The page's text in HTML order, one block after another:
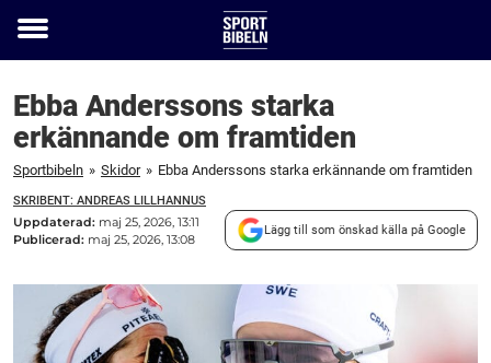
Toggle
Ebba Anderssons starka
erkännande om framtiden
Sportbibeln » Skidor » Ebba Anderssons starka erkännande om framtiden
SKRIBENT: ANDREAS LILLHANNUS
Uppdaterad: maj 25, 2026, 13:11
Publicerad: maj 25, 2026, 13:08
Lägg till som önskad källa på Google